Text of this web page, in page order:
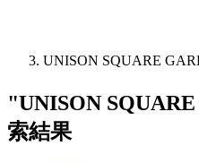
UNISON SQUARE
"UNISON
索結果